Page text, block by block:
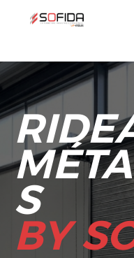
S
BY